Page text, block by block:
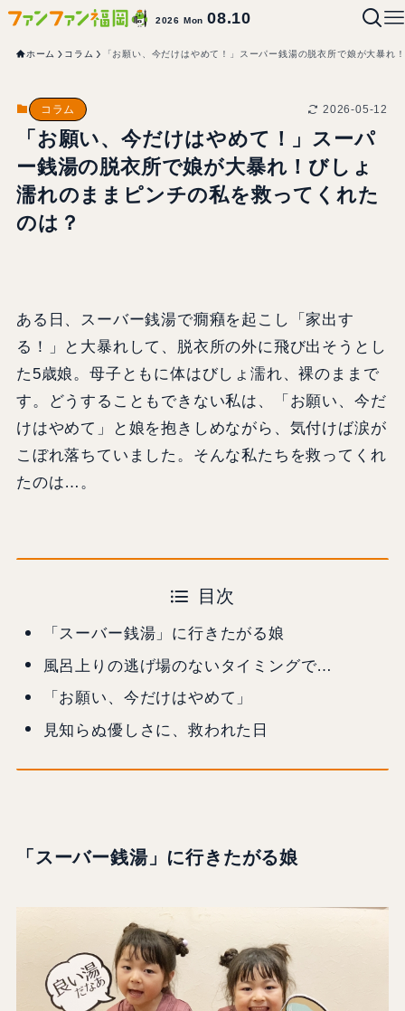
2026 Mon08.10
ホーム コラム 「お願い、今だけはやめて！」スーパー銭湯の脱衣所で娘が大暴れ
コラム 2026-05-12
「お願い、今だけはやめて！」スーパ
ー銭湯の脱衣所で娘が大暴れ！びしょ
濡れのままピンチの私を救ってくれた
のは？
ある日、スーバー銭湯で癇癪を起こし「家出す
る！」と大暴れして、脱衣所の外に飛び出そうとし
た5歳娘。母子ともに体はびしょ濡れ、裸のままで
す。どうすることもできない私は、「お願い、今だ
けはやめて」と娘を抱きしめながら、気付けば涙が
こぼれ落ちていました。そんな私たちを救ってくれ
たのは…。
目次
「スーバー銭湯」に行きたがる娘
風呂上りの逃げ場のないタイミングで…
「お願い、今だけはやめて」
見知らぬ優しさに、救われた日
「スーバー銭湯」に行きたがる娘